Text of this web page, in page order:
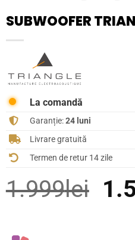
SUBWOOFER
La comandă
Garanție:24 luni
Livrare gratuită
Termen de retur 14 zile
1.999lei